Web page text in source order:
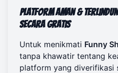
Platform Aman &
Secara Gratis
Untuk menikmati Funny
tanpa khawatir tentang
platform yang diverifikasi